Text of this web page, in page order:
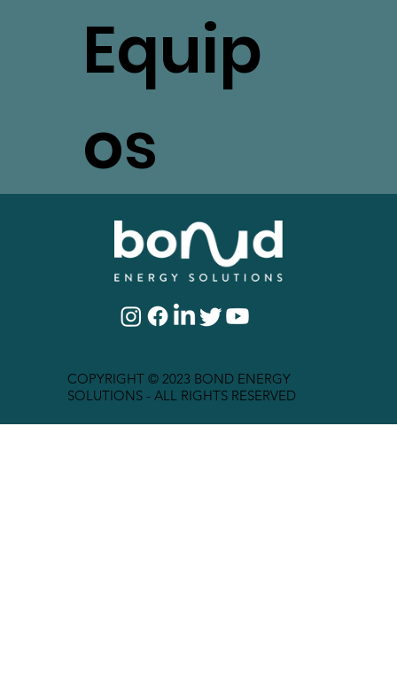
Equip
os
COPYRIGHT © 2023 BOND ENERGY
SOLUTIONS - ALL RIGHTS RESERVED